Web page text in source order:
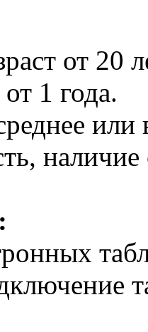
от 20
1 года.
наличие